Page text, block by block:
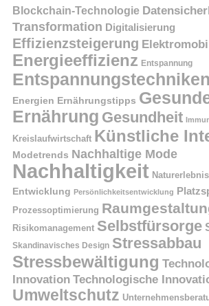
Blockchain-Technologie
Transformation Digitalisierung
Effizienzsteigerung
Energieeffizienz Entspannung
Entspannungstechniken
Energien Ernährungstipps
Ernährung Gesundheit
Kreislaufwirtschaft Künstliche
Modetrends Nachhaltige Mode
Nachhaltigkeit Naturerlebnis
Entwicklung Persönlichkeitsentwicklung
Prozessoptimierung
Risikomanagement Selbstfürsorge
Skandinavisches Design Stressabbau
Stressbewältigung
Innovation Technologische
Umweltschutz